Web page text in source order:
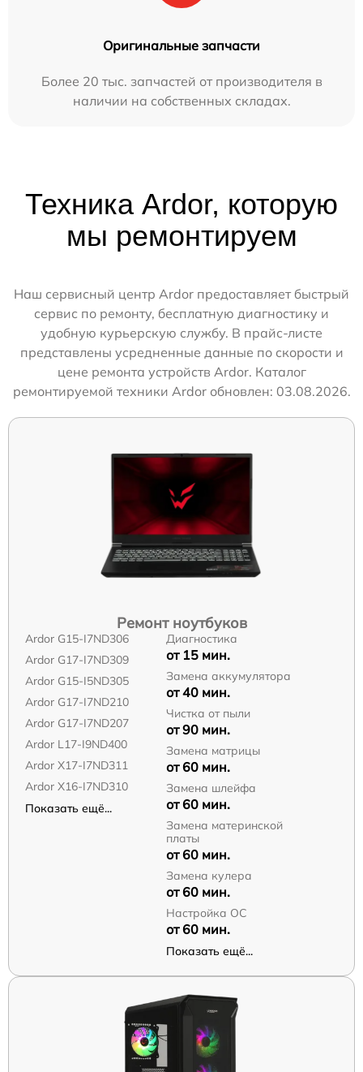
Оригинальные запчасти
Более 20 тыс. запчастей от производителя в
наличии на собственных складах.
Техника Ardor, которую
мы ремонтируем
Наш сервисный центр Ardor предоставляет быстрый
сервис по ремонту, бесплатную диагностику и
удобную курьерскую службу. В прайс-листе
представлены усредненные данные по скорости и
цене ремонта устройств Ardor. Каталог
ремонтируемой техники Ardor обновлен: 03.08.2026.
Ремонт ноутбуков
Ardor G15-I7ND306
Ardor G17-I7ND309
Ardor G15-I5ND305
Ardor G17-I7ND210
Ardor G17-I7ND207
Ardor L17-I9ND400
Ardor X17-I7ND311
Ardor X16-I7ND310
Показать ещё...
Диагностика
от 15 мин.
Замена аккумулятора
от 40 мин.
Чистка от пыли
от 90 мин.
Замена матрицы
от 60 мин.
Замена шлейфа
от 60 мин.
Замена материнской
платы
от 60 мин.
Замена кулера
от 60 мин.
Настройка ОС
от 60 мин.
Показать ещё...